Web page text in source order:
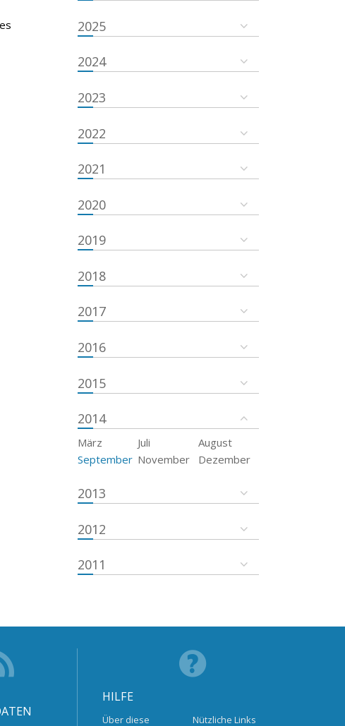
2025
2024
2023
2022
2021
2020
2019
2018
2017
2016
2015
2014
März Juli
August
September November Dezember
2013
2012
2011
HILFE
Über diese Nützliche Links